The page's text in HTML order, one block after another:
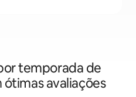
temporada de
avaliações